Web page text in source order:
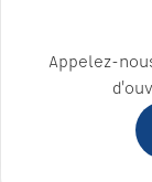
Appelez-